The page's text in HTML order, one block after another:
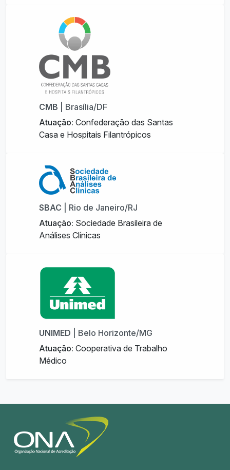
CMB | Brasília/DF
Atuação: Confederação das Santas
Casa e Hospitais Filantrópicos
SBAC | Rio de Janeiro/RJ
Atuação: Sociedade Brasileira de
Análises Clínicas
UNIMED | Belo Horizonte/MG
Atuação: Cooperativa de Trabalho
Médico